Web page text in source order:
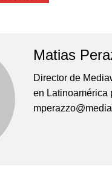
Matias
Director de
en Latinoamérica